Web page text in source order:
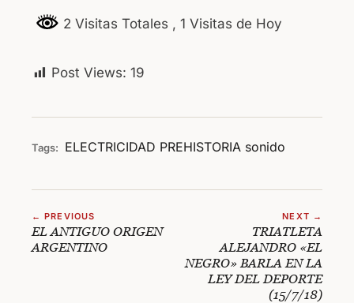
2 Visitas Totales , 1 Visitas de Hoy
Post Views: 19
Tags: ELECTRICIDAD PREHISTORIA sonido
← PREVIOUS
EL ANTIGUO ORIGEN
ARGENTINO
NEXT →
TRIATLETA
ALEJANDRO «EL
NEGRO» BARLA EN LA
LEY DEL DEPORTE
(15/7/18)